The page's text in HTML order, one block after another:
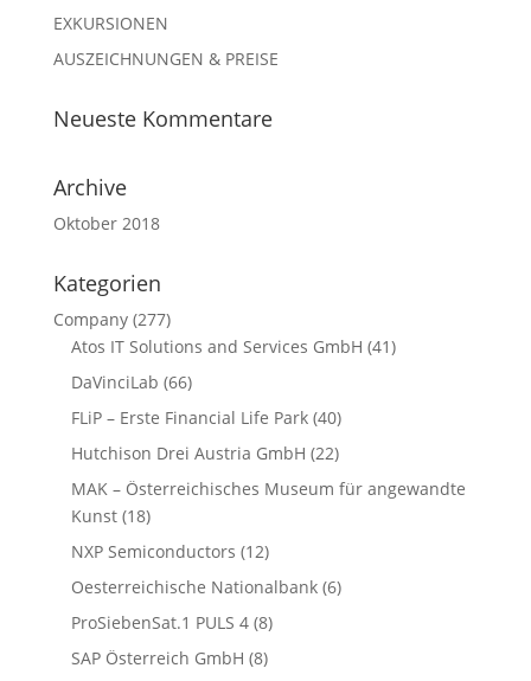
EXKURSIONEN
AUSZEICHNUNGEN & PREISE
Neueste Kommentare
Archive
Oktober 2018
Kategorien
Company(277)
Atos IT Solutions and Services GmbH (41)
DaVinciLab (66)
FLiP – Erste Financial Life Park(40)
Hutchison Drei Austria GmbH (22)
MAK – Österreichisches Museum für angewandte
Kunst(18)
NXP Semiconductors (12)
Oesterreichische Nationalbank(6)
ProSiebenSat.1 PULS 4(8)
SAP Österreich GmbH (8)